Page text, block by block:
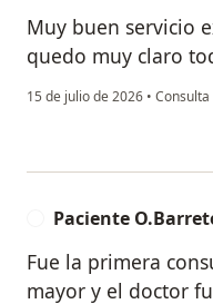
Muy buen servicio
quedo muy claro
15 de julio de 2026 • Consulta
Paciente
Fue la primera
mayor y el doctor